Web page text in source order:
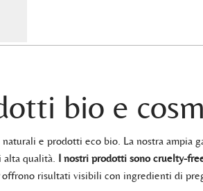
bio e
e prodotti eco bio. La nostra ampia
qualità. I nostri prodotti sono cruelty-
offrono risultati visibili con ingredienti di